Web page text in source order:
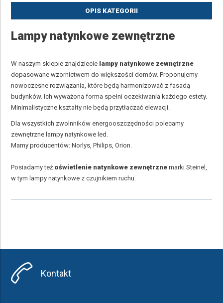
OPIS KATEGORII
Lampy natynkowe zewnętrzne
W naszym sklepie znajdziecie lampy natynkowe zewnętrzne
dopasowane wzornictwem do większości domów. Proponujemy
nowoczesne rozwiązania, które będą harmonizować z fasadą
budynków. Ich wyważona forma spełni oczekiwania każdego estety.
Minimalistyczne kształty nie będą przytłaczać elewacji.
Dla wszystkich zwolnników energooszczędności polecamy
zewnętrzne lampy natynkowe led.
Mamy producentów: Norlys, Philips, Orion.
Posiadamy też oświetlenie natynkowe zewnętrzne marki Steinel,
w tym lampy natynkowe z czujnikiem ruchu.
Kontakt